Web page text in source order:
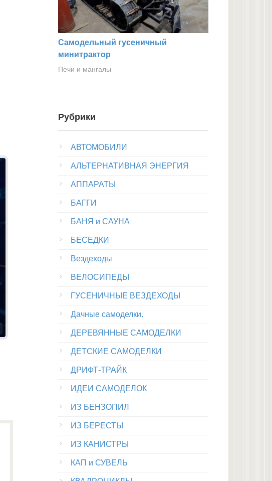
Самодельный гусеничный
минитрактор
Печи и мангалы
Рубрики
АВТОМОБИЛИ
АЛЬТЕРНАТИВНАЯ ЭНЕРГИЯ
АППАРАТЫ
БАГГИ
БАНЯ и САУНА
БЕСЕДКИ
Вездеходы
ВЕЛОСИПЕДЫ
ГУСЕНИЧНЫЕ ВЕЗДЕХОДЫ
Дачные самоделки.
ДЕРЕВЯННЫЕ САМОДЕЛКИ
ДЕТСКИЕ САМОДЕЛКИ
ДРИФТ-ТРАЙК
ИДЕИ САМОДЕЛОК
ИЗ БЕНЗОПИЛ
ИЗ БЕРЕСТЫ
ИЗ КАНИСТРЫ
КАП и СУВЕЛЬ